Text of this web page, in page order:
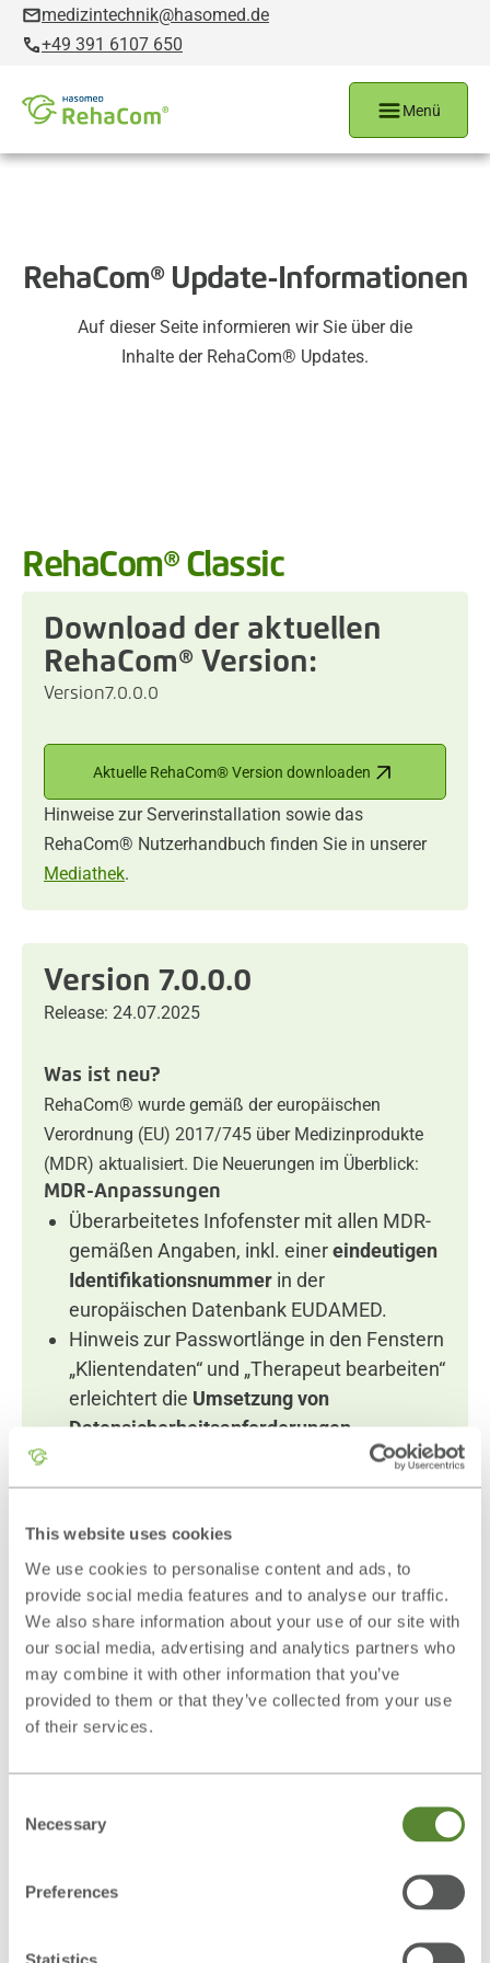
This website uses cookies
We use cookies to personalise content and ads, to
provide social media features and to analyse our traffic.
We also share information about your use of our site with
our social media, advertising and analytics partners who
may combine it with other information that you’ve
provided to them or that they’ve collected from your use
of their services.
Selection
Necessary
Preferences
Statistics
medizintechnik@hasomed.de
+49 391 6107 650
Menü
RehaCom® Update-Informationen
Auf dieser Seite informieren wir Sie über die
Inhalte der RehaCom® Updates.
RehaCom® Classic
Download der aktuellen
RehaCom® Version:
Version7.0.0.0
Aktuelle RehaCom® Version downloaden
Hinweise zur Serverinstallation sowie das
RehaCom® Nutzerhandbuch finden Sie in unserer
Mediathek.
Version 7.0.0.0
Release: 24.07.2025
Was ist neu?
RehaCom® wurde gemäß der europäischen
Verordnung (EU) 2017/745 über Medizinprodukte
(MDR) aktualisiert. Die Neuerungen im Überblick:
MDR-Anpassungen
Überarbeitetes Infofenster mit allen MDR-
gemäßen Angaben, inkl. einereindeutigen
Identifikationsnummer in der
europäischen Datenbank EUDAMED.
Hinweis zur Passwortlänge in den Fenstern
„Klientendaten“ und „Therapeut bearbeiten“
erleichtert die Umsetzung von
Datensicherheitsanforderungen.
Die Lizenzvereinbarung wurde durch
Allgemeine Nutzungs- und
erscheinen bei der Installation und sind im
Menüpunkt "Hilfe"einsehbar.
DieDatenschutzerklärungwurde
aktualisiert.
Überarbeitetes RehaCom®-Handbuch
WichtigeWarnhinweisegemäß MDR
hinzugefügt (bitte nach der Installation
DieZweckbestimmungwurdepräzisiert.
umbenannt in
„Nutzung von RehaCom®
Anwendungshinweisen.
Handbuch ausgewiesen.